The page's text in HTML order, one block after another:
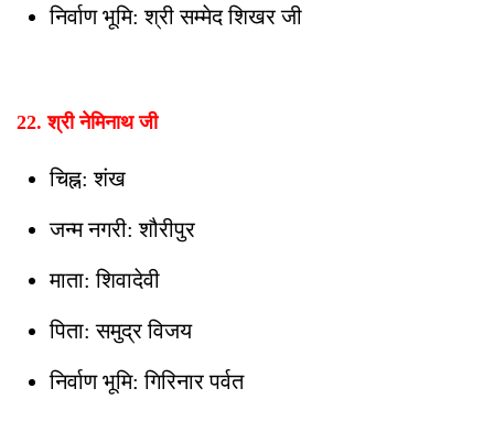
निर्वाण भूमि: श्री सम्मेद शिखर जी
22. श्री नेमिनाथ जी
चिह्न: शंख
जन्म नगरी: शौरीपुर
माता: शिवादेवी
पिता: समुद्र विजय
निर्वाण भूमि: गिरिनार पर्वत